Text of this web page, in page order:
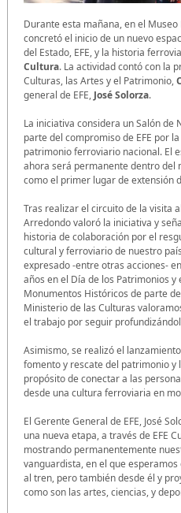
Durante esta mañana, en el
concretó el inicio de un nuevo
del Estado, EFE, y la historia
Cultura. La actividad contó con la
Culturas, las Artes y el Patrimonio,
general de EFE, José Solorza.
La iniciativa considera un Salón de
parte del compromiso de EFE por
patrimonio ferroviario nacional. El
ahora será permanente dentro del
como el primer lugar de extensión
Tras realizar el circuito de la visita
Arredondo valoró la iniciativa y
historia de colaboración por el
cultural y ferroviario de nuestro
expresado -entre otras acciones-
años en el Día de los Patrimonios
Monumentos Históricos de parte
Ministerio de las Culturas
el trabajo por seguir
Asimismo, se realizó el
fomento y rescate del patrimonio y
propósito de conectar a las
desde una cultura ferroviaria en
El Gerente General de EFE, José
una nueva etapa, a través de EFE
mostrando permanentemente
vanguardista, en el que
al tren, pero también desde él y
como son las artes, ciencias, y